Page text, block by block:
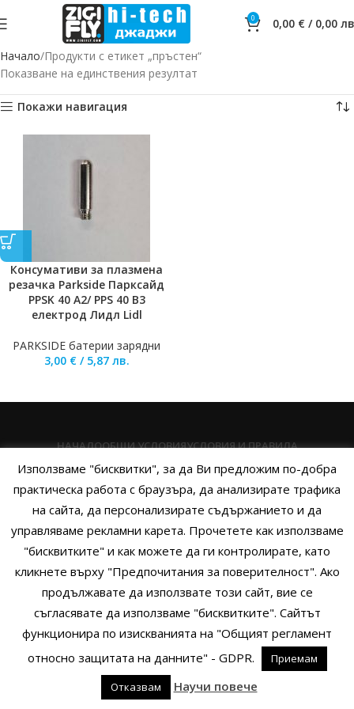
0 0,00 € / 0,00
Начало Продукти с етикет „пръстен“
Показване на единствения резултат
Покажи навигация
Консумативи за плазмена
резачка Parkside Парксайд
PPSK 40 A2/ PPS 40 B3
електрод Лидл Lidl
PARKSIDE батерии зарядни
3,00 € / 5,87 лв.
НАЧАЛООБЩИ УСЛОВИЯУСЛОВИЯ И ПРАВИЛА
ПОЛИТИКА НА БИСКВИТКИТЕПОЛИТИКА ЗА ПОВЕРИТЕЛНОСТ
НАЧИНИ НА ПЛАЩАНЕИЗПРАТЕТЕ ЗАПИТВАНЕ
Copyright © 2014 - 2024 Zigifly.com — Developed byWe Work With
You
Използваме "бисквитки", за да Ви предложим по-добра
практическа работа с браузъра, да анализирате трафика
на сайта, да персонализирате съдържанието и да
управляваме рекламни карета. Прочетете как използваме
"бисквитките" и как можете да ги контролирате, като
кликнете върху "Предпочитания за поверителност". Ако
продължавате да използвате този сайт, вие се
съгласявате да използваме "бисквитките". Сайтът
функционира по изискванията на "Общият регламент
относно защитата на данните" - GDPR.
Приемам
Отказвам
Научи повече